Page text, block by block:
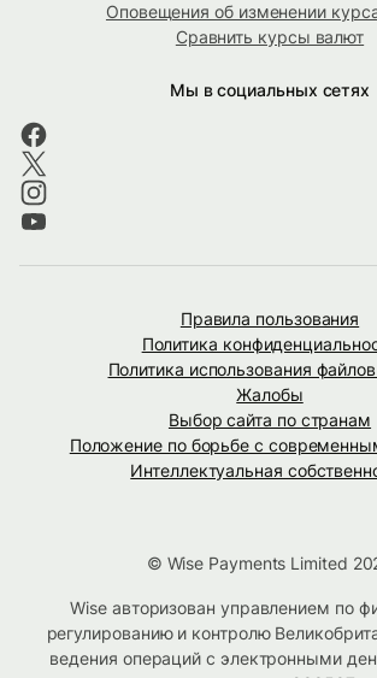
Оповещения об изменении
Сравнить курсы валют
Мы в социальных сетях
Правила пользования
Политика
Политика использования
Жалобы
Выбор сайта по странам
Положение по борьбе с
Интеллектуальная
© Wise Payments Limited
Wise авторизован управлением по
регулированию и контролю
ведения операций с электронными